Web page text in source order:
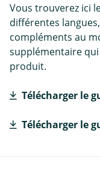
Vous trouverez ici
différentes
compléments au
supplémentaire
produit.
Télécharger le
Télécharger le